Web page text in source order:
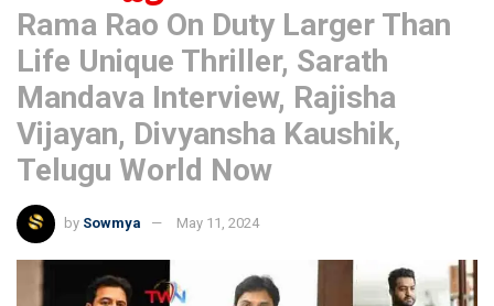
Rama Rao On Duty Larger Than
Life Unique Thriller, Sarath
Mandava Interview, Rajisha
Vijayan, Divyansha Kaushik,
Telugu World Now
by Sowmya May 11, 2024